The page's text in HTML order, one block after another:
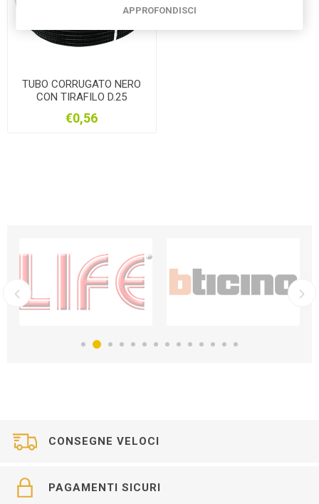
TUBO CORRUGATO NERO
CON TIRAFILO D.25
€0,56
CONSEGNE VELOCI
PAGAMENTI SICURI
APPROFONDISCI